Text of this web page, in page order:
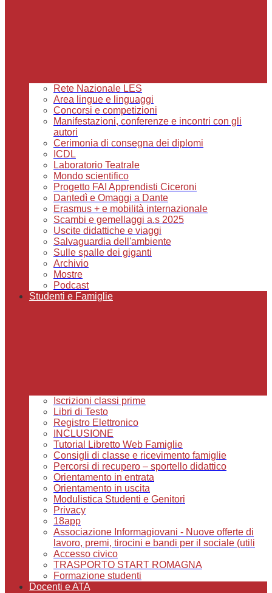
Rete Nazionale LES
Area lingue e linguaggi
Concorsi e competizioni
Manifestazioni, conferenze e incontri con gli
autori
Cerimonia di consegna dei diplomi
ICDL
Laboratorio Teatrale
Mondo scientifico
Progetto FAI Apprendisti Ciceroni
Dantedì e Omaggi a Dante
Erasmus + e mobilità internazionale
Scambi e gemellaggi a.s 2025
Uscite didattiche e viaggi
Salvaguardia dell'ambiente
Sulle spalle dei giganti
Archivio
Mostre
Podcast
Studenti e Famiglie
Iscrizioni classi prime
Libri di Testo
Registro Elettronico
INCLUSIONE
Tutorial Libretto Web Famiglie
Consigli di classe e ricevimento famiglie
Percorsi di recupero – sportello didattico
Orientamento in entrata
Orientamento in uscita
Modulistica Studenti e Genitori
Privacy
18app
Associazione Informagiovani - Nuove offerte di
lavoro, premi, tirocini e bandi per il sociale (utili
Accesso civico
TRASPORTO START ROMAGNA
Formazione studenti
Docenti e ATA